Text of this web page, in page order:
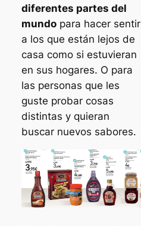
diferentes partes del
mundopara hacer sentir
a los que están lejos de
casa como si estuvieran
en sus hogares. O para
las personas que les
guste probar cosas
distintas y quieran
buscar nuevos sabores.